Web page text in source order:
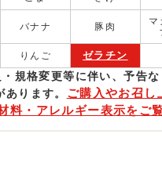
バナナ 豚肉
マ
りんご ゼラチン
規格変更等に伴い、予告
ります。 ご購入やお召し
料・アレルギー表示をご